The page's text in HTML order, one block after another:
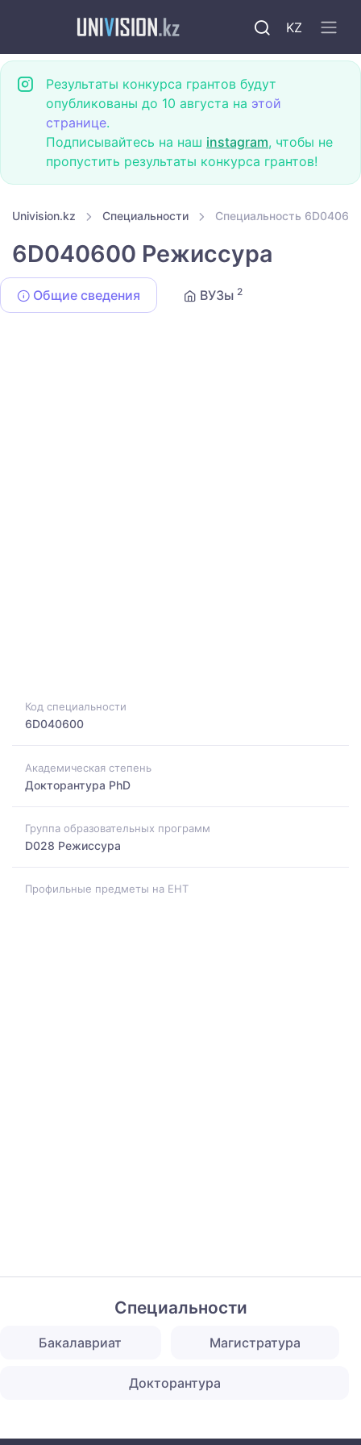
KZ
Результаты конкурса грантов будут
опубликованы до 10 августа на этой
странице.
Подписывайтесь на наш instagram, чтобы не
пропустить результаты конкурса грантов!
Univision.kz Специальности Специальность
6D040600 Режиссура
Общие сведения ВУЗы 2
Код специальности
6D040600
Академическая степень
Докторантура PhD
Группа образовательных программ
D028 Режиссура
Профильные предметы на ЕНТ
Специальности
Бакалавриат Магистратура
Докторантура